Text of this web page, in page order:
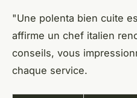
"Une polenta bien cuite
affirme un chef italien
conseils, vous
chaque service.